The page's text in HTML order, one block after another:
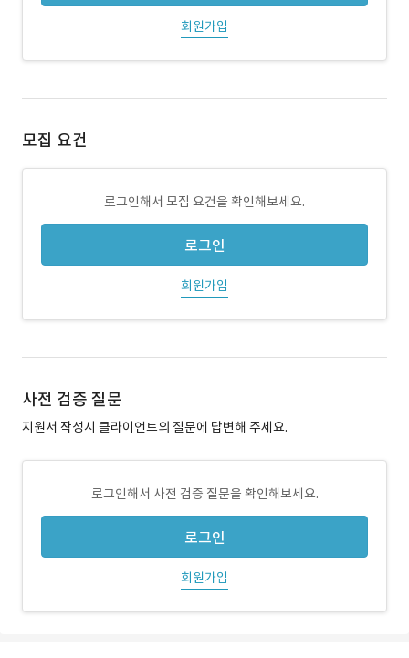
회원가입
모집 요건
로그인해서 모집 요건을 확인해보세요.
로그인
회원가입
사전 검증 질문
지원서 작성시 클라이언트의 질문에 답변해 주세요.
로그인해서 사전 검증 질문을 확인해보세요.
로그인
회원가입